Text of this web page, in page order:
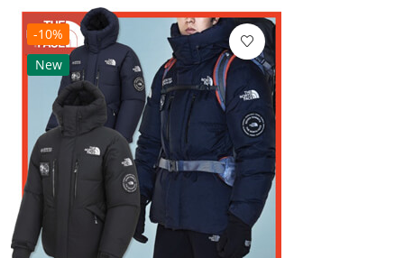
-10%
New